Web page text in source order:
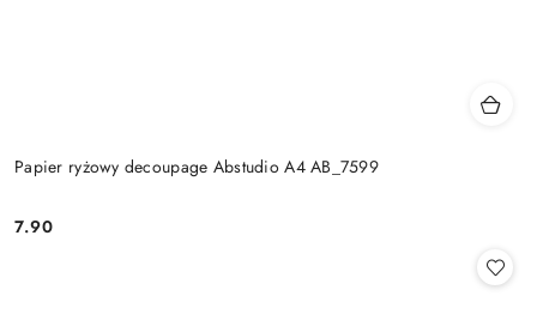
Papier ryżowy decoupage Abstudio A4 AB_7599
Cena:
7.90